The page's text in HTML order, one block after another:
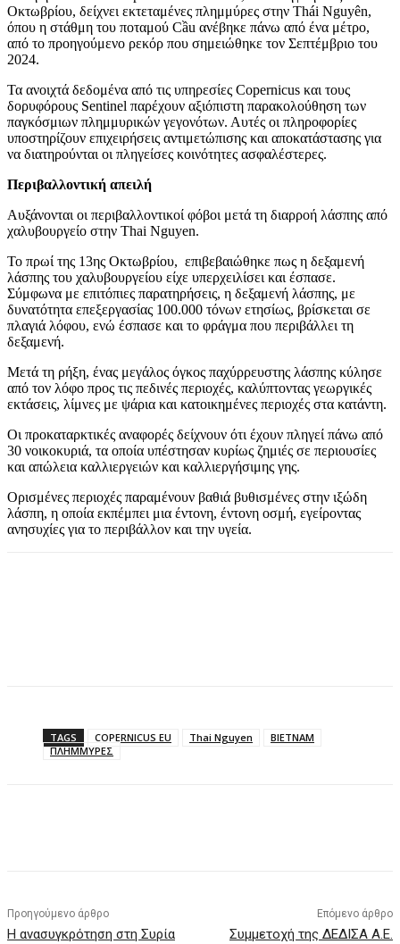
Οκτωβρίου, δείχνει εκτεταμένες πλημμύρες στην Thái Nguyên,
όπου η στάθμη του ποταμού Cầu ανέβηκε πάνω από ένα μέτρο,
από το προηγούμενο ρεκόρ που σημειώθηκε τον Σεπτέμβριο του
2024.
Τα ανοιχτά δεδομένα από τις υπηρεσίες Copernicus και τους
δορυφόρους Sentinel παρέχουν αξιόπιστη παρακολούθηση των
παγκόσμιων πλημμυρικών γεγονότων. Αυτές οι πληροφορίες
υποστηρίζουν επιχειρήσεις αντιμετώπισης και αποκατάστασης για
να διατηρούνται οι πληγείσες κοινότητες ασφαλέστερες.
Περιβαλλοντική απειλή
Αυξάνονται οι περιβαλλοντικοί φόβοι μετά τη διαρροή λάσπης από
χαλυβουργείο στην Thai Nguyen.
Το πρωί της 13ης Οκτωβρίου, επιβεβαιώθηκε πως η δεξαμενή
λάσπης του χαλυβουργείου είχε υπερχειλίσει και έσπασε.
Σύμφωνα με επιτόπιες παρατηρήσεις, η δεξαμενή λάσπης, με
δυνατότητα επεξεργασίας 100.000 τόνων ετησίως, βρίσκεται σε
πλαγιά λόφου, ενώ έσπασε και το φράγμα που περιβάλλει τη
δεξαμενή.
Μετά τη ρήξη, ένας μεγάλος όγκος παχύρρευστης λάσπης κύλησε
από τον λόφο προς τις πεδινές περιοχές, καλύπτοντας γεωργικές
εκτάσεις, λίμνες με ψάρια και κατοικημένες περιοχές στα κατάντη.
Οι προκαταρκτικές αναφορές δείχνουν ότι έχουν πληγεί πάνω από
30 νοικοκυριά, τα οποία υπέστησαν κυρίως ζημιές σε περιουσίες
και απώλεια καλλιεργειών και καλλιεργήσιμης γης.
Ορισμένες περιοχές παραμένουν βαθιά βυθισμένες στην ιξώδη
λάσπη, η οποία εκπέμπει μια έντονη, έντονη οσμή, εγείροντας
ανησυχίες για το περιβάλλον και την υγεία.
TAGS COPERNICUS EU Thai Nguyen
ΒΙΕΤΝΑΜ
ΠΛΗΜΜΥΡΕΣ
Προηγούμενο άρθρο
Η ανασυγκρότηση στη Συρία
Επόμενο άρθρο
Συμμετοχή της ΔΕΔΙΣΑ Α.Ε.